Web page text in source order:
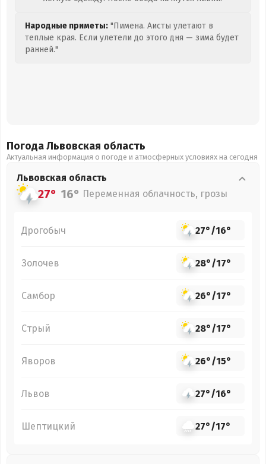
Народные приметы: "Пимена. Аисты улетают в
теплые края. Если улетели до этого дня — зима будет
ранней."
Погода Львовская область
Актуальная информация о погоде и атмосферных условиях на сегодня
Львовская область
27° 16° Переменная облачность, грозы
Дрогобыч 27°/16°
Золочев 28°/17°
Самбор 26°/17°
Стрый 28°/17°
Яворов 26°/15°
Львов 27°/16°
Шептицкий 27°/17°